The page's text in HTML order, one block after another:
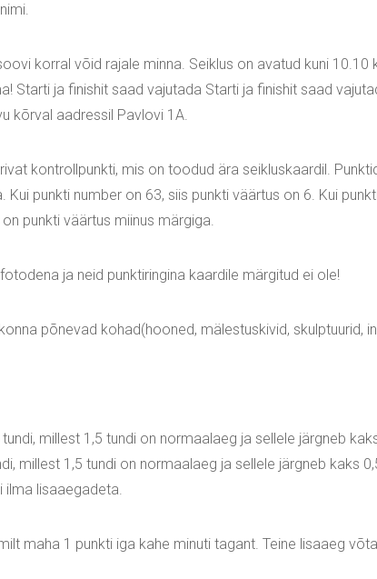
korral võid rajale minna. Seiklus on avatud kuni 10.10
Starti ja finishit saad vajutada Starti ja finishit saad
kõrval aadressil Pavlovi 1A.
kontrollpunkti, mis on toodud ära seikluskaardil.
Kui punkti number on 63, siis punkti väärtus on 6. Kui
punkti väärtus miinus märgiga.
ja neid punktiringina kaardile märgitud ei ole!
põnevad kohad(hooned, mälestuskivid, skulptuurid,
millest 1,5 tundi on normaalaeg ja sellele järgneb
millest 1,5 tundi on normaalaeg ja sellele järgneb kaks
ilma lisaaegadeta.
maha 1 punkti iga kahe minuti tagant. Teine lisaaeg